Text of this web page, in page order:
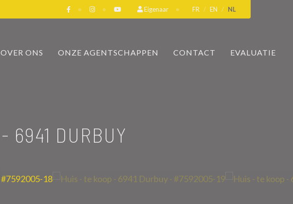
Eigenaar FR EN NL
OVER ONS ONZE AGENTSCHAPPEN CONTACT EVALUATIE
- 6941 DURBUY